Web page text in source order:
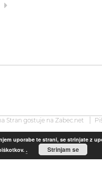
Stran gostuje na Zabec.net
uporabe te strani, se strinjate z
. Strinjam se